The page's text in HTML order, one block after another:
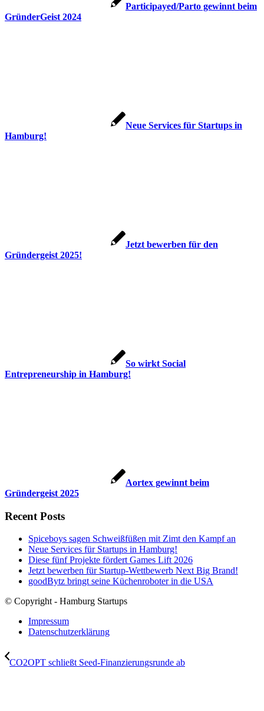
Participayed/Parto gewinnt beim
GründerGeist 2024
Neue Services für Startups in
Hamburg!
Jetzt bewerben für den
Gründergeist 2025!
So wirkt Social
Entrepreneurship in Hamburg!
Aortex gewinnt beim
Gründergeist 2025
Recent Posts
Spiceboys sagen Schweißfüßen mit Zimt den Kampf an
Neue Services für Startups in Hamburg!
Diese fünf Projekte fördert Games Lift 2026
Jetzt bewerben für Startup-Wettbewerb Next Big Brand!
goodBytz bringt seine Küchenroboter in die USA
© Copyright - Hamburg Startups
Impressum
Datenschutzerklärung
CO2OPT schließt Seed-Finanzierungsrunde ab